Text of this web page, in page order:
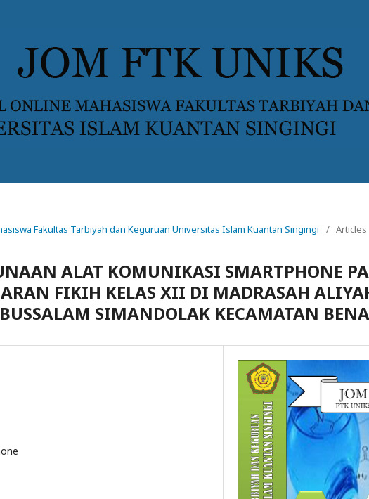
Fakultas Tarbiyah dan Keguruan Universitas Islam Kuantan Singingi
/ Articles
ALAT KOMUNIKASI SMARTPHONE
FIKIH KELAS XII DI MADRASAH
SIMANDOLAK KECAMATAN